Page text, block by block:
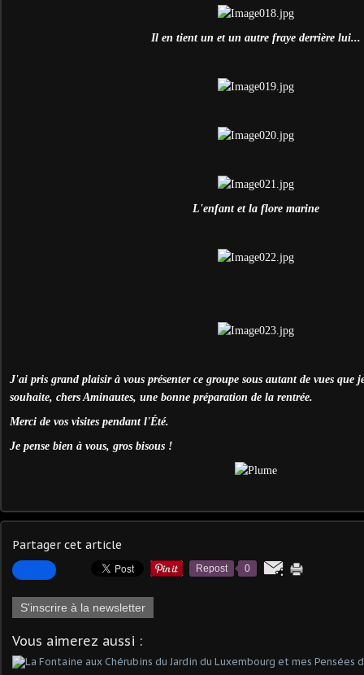
Il en tient un et un autre fraye derrière lui...
L'enfant et la flore marine
J'ai pris grand plaisir à vous présenter ce groupe sous autant de vues que
souhaite, chers Aminautes, une bonne préparation de la rentrée.
Merci de vos visites pendant l'Été.
Je pense bien à vous, gros bisous !
Partager cet article
Repost 0
S'inscrire à la newsletter
Vous aimerez aussi :